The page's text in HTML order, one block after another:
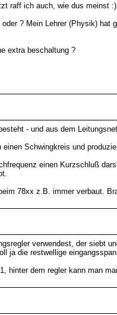
raff ich auch, wie dus meinst :)
? Mein Lehrer (Physik)
extra beschaltung ?
- und aus dem
Schwingkreis und
einen Kurzschluß
78xx z.B. immer verbaut.
verwendest, der siebt
ja die restwellige
dem regler kann man